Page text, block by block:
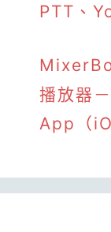
PTT、
播放器
App（